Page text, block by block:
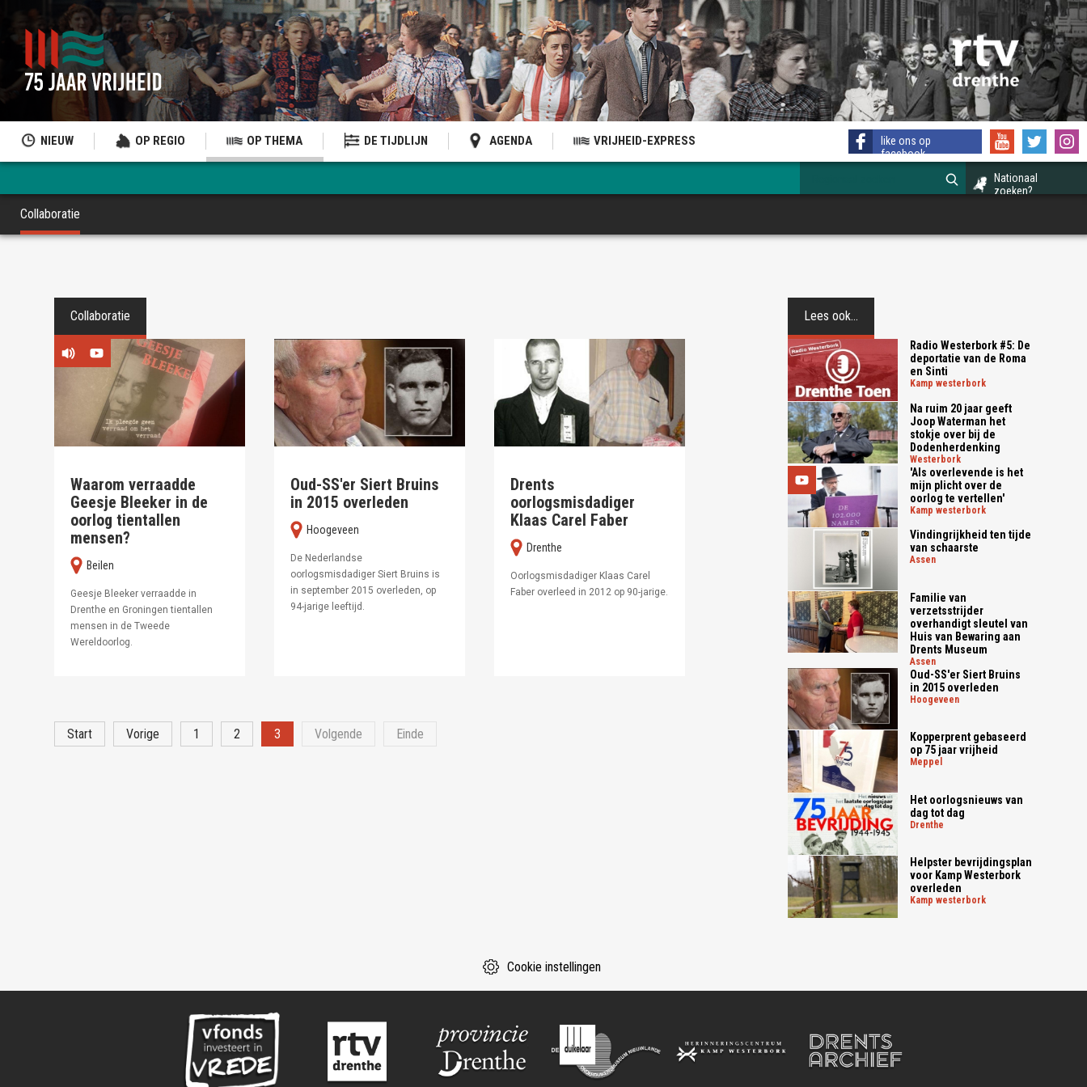
NIEUW OP REGIO OP THEMA DE TIJDLIJN AGENDA VRIJHEID-EXPRESS
like ons op
facebook
Nationaal
zoeken?
Collaboratie
Collaboratie
Waarom verraadde
Geesje Bleeker in de
oorlog tientallen
mensen?
Beilen
Geesje Bleeker verraadde in
Drenthe en Groningen tientallen
mensen in de Tweede
Wereldoorlog.
Oud-SS'er Siert Bruins
in 2015 overleden
Hoogeveen
De Nederlandse
oorlogsmisdadiger Siert Bruins is
in september 2015 overleden, op
94-jarige leeftijd.
Drents
oorlogsmisdadiger
Klaas Carel Faber
Drenthe
Oorlogsmisdadiger Klaas Carel
Faber overleed in 2012 op 90-jarige.
Start Vorige 1 2 3 Volgende Einde
Lees ook...
Radio Westerbork #5: De
deportatie van de Roma
en Sinti
kamp westerbork
Na ruim 20 jaar geeft
Joop Waterman het
stokje over bij de
Dodenherdenking
westerbork
'Als overlevende is het
mijn plicht over de
oorlog te vertellen'
kamp westerbork
Vindingrijkheid ten tijde
van schaarste
assen
Familie van
verzetsstrijder
overhandigt sleutel van
Huis van Bewaring aan
Drents Museum
assen
Oud-SS'er Siert Bruins
in 2015 overleden
hoogeveen
Kopperprent gebaseerd
op 75 jaar vrijheid
meppel
Het oorlogsnieuws van
dag tot dag
drenthe
Helpster bevrijdingsplan
voor Kamp Westerbork
overleden
kamp westerbork
Cookie instellingen